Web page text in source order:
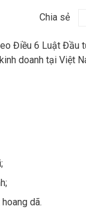
Chia sẻ
Điều 6 Luật Đầu
doanh tại Việt
dã.